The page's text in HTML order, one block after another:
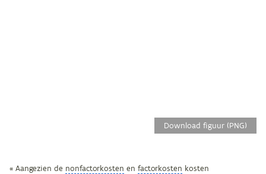
Download figuur (PNG)
* Aangezien de nonfactorkosten en factorkosten kosten